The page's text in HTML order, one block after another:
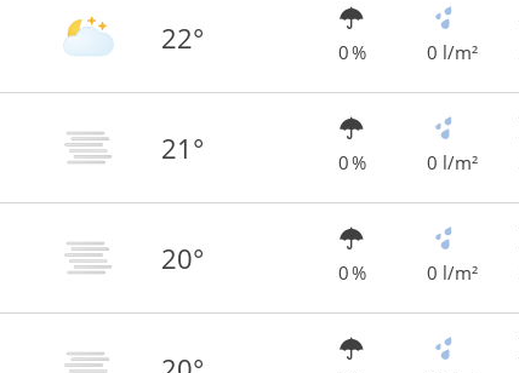
22° 0 % 0 l/m²
21° 0 % 0 l/m²
20° 0 % 0 l/m²